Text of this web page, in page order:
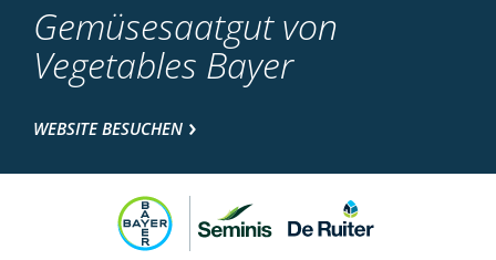
Gemüsesaatgut von
Vegetables Bayer
WEBSITE BESUCHEN